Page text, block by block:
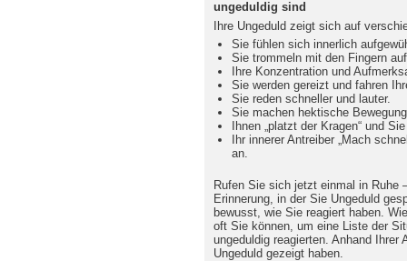
ungeduldig sind
Ihre Ungeduld zeigt sich auf
Sie fühlen sich innerlich
Sie trommeln mit den Fingern
Ihre Konzentration und
Sie werden gereizt und fahren
Sie reden schneller und lauter.
Sie machen hektische
Ihnen „platzt der Kragen“ und
Ihr innerer Antreiber „Mach
an.
Rufen Sie sich jetzt einmal in Ruhe
Erinnerung, in der Sie Ungeduld
bewusst, wie Sie reagiert haben.
oft Sie können, um eine Liste der
ungeduldig reagierten. Anhand
Ungeduld gezeigt haben.